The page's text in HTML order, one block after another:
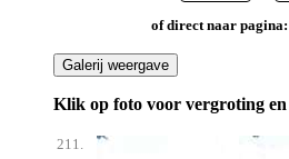
of direct naar pagina:
Klik op foto voor vergroting
211.